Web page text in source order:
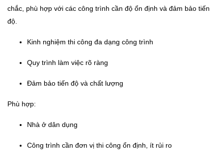
chắc, phù hợp với các công trình cần độ ổn định và đảm bảo tiến
độ.
Kinh nghiệm thi công đa dạng công trình
Quy trình làm việc rõ ràng
Đảm bảo tiến độ và chất lượng
Phù hợp:
Nhà ở dân dụng
Công trình cần đơn vị thi công ổn định, ít rủi ro